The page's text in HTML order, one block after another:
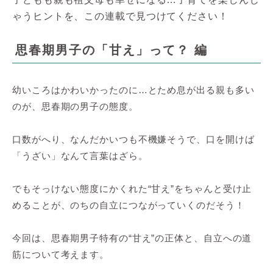
ゃうヒントを、この連載で見つけてください！
思春期男子の「甘え」って？ 編
幼いころはかわいかったのに…とため息が出る親も多い
のが、思春期の男子の態度。
口数がへり、なんだかいつも不機嫌そうで、口を開けば
「うざい」なんて言葉はざら。
でもそっけない態度にかくれた“甘え”をちゃんと受け止
めることが、のちの自立につながっていくのだそう！
今回は、思春期男子特有の“甘え”の正体と、自立への道
筋について考えます。